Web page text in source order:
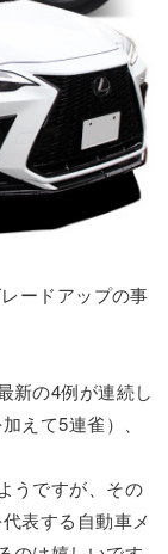
ードアップの事
新の4例が連続し
えて5連雀）、
うですが、その
表する自動車メ